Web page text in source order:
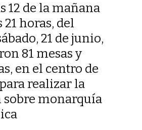
12 de la mañana
21 horas, del
21 de junio,
81 mesas y
en el centro de
realizar la
sobre monarquía